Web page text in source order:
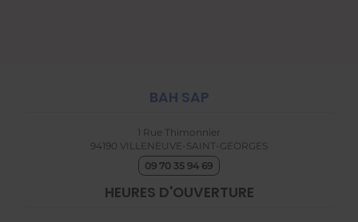
BAH SAP
1 Rue Thimonnier
94190 VILLENEUVE-SAINT-GEORGES
09 70 35 94 69
HEURES D'OUVERTURE